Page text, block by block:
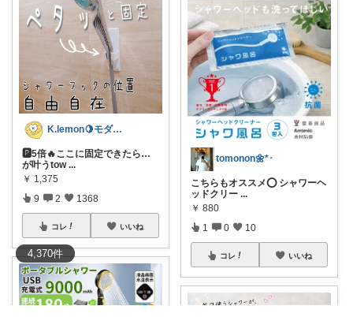
4,370件
K.lemon🍋モダン+家事楽+🐶
🅿️5倍🔥ここに固定できたら…
が叶うtow ...
￥ 1,375
9 2 1368
コレ いいね
tomonon🌼*･
こちらもオススメ⭕️ シャワーヘ
ッドクリー ...
￥ 880
1 0 10
コレ いいね